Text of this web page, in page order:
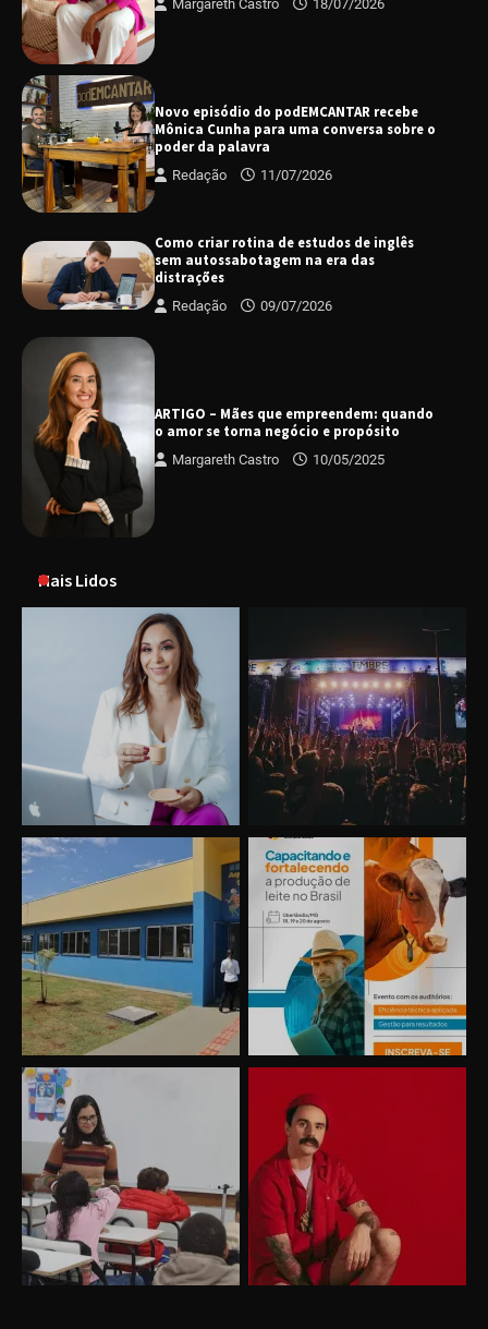
Margareth Castro 18/07/2026
Novo episódio do podEMCANTAR recebe
Mônica Cunha para uma conversa sobre o
poder da palavra
Redação 11/07/2026
Como criar rotina de estudos de inglês
sem autossabotagem na era das
distrações
Redação 09/07/2026
ARTIGO – Mães que empreendem: quando
o amor se torna negócio e propósito
Margareth Castro 10/05/2025
Mais Lidos
Uberlândia recebe o projeto “Experiência Rio”
no dia 17 de junho
“Vozes pela Vida” celebra 10 anos com show
em Uberlândia
“Vem pra Praça!” reunirá arte, cultura e
gastronomia de Uberlândia em dois dias de
“Uma prosa de valor” é o tema da roda de
conversa com o diretor e a produtora do
espetáculo Bárbara